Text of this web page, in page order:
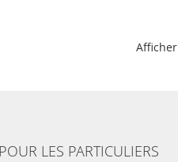
Afficher
LES PARTICULIERS